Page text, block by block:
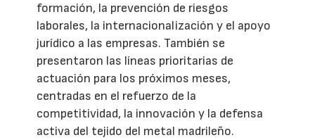
formación, la prevención de riesgos
laborales, la internacionalización y el apoyo
jurídico a las empresas. También se
presentaron las líneas prioritarias de
actuación para los próximos meses,
centradas en el refuerzo de la
competitividad, la innovación y la defensa
activa del tejido del metal madrileño.